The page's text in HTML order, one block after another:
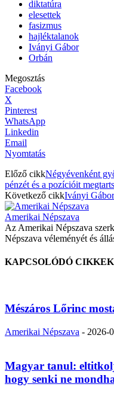
diktatúra
elesettek
fasizmus
hajléktalanok
Iványi Gábor
Orbán
Megosztás
Facebook
X
Pinterest
WhatsApp
Linkedin
Email
Nyomtatás
Előző cikkNégyévenként
pénzét és a pozícióit
Következő cikkIványi
Amerikai Népszava
Az Amerikai Népszava
Népszava véleményét és
KAPCSOLÓDÓ CIKKEK
Mészáros Lőrinc
Amerikai Népszava - 2026-
Magyar tanul:
hogy senki ne